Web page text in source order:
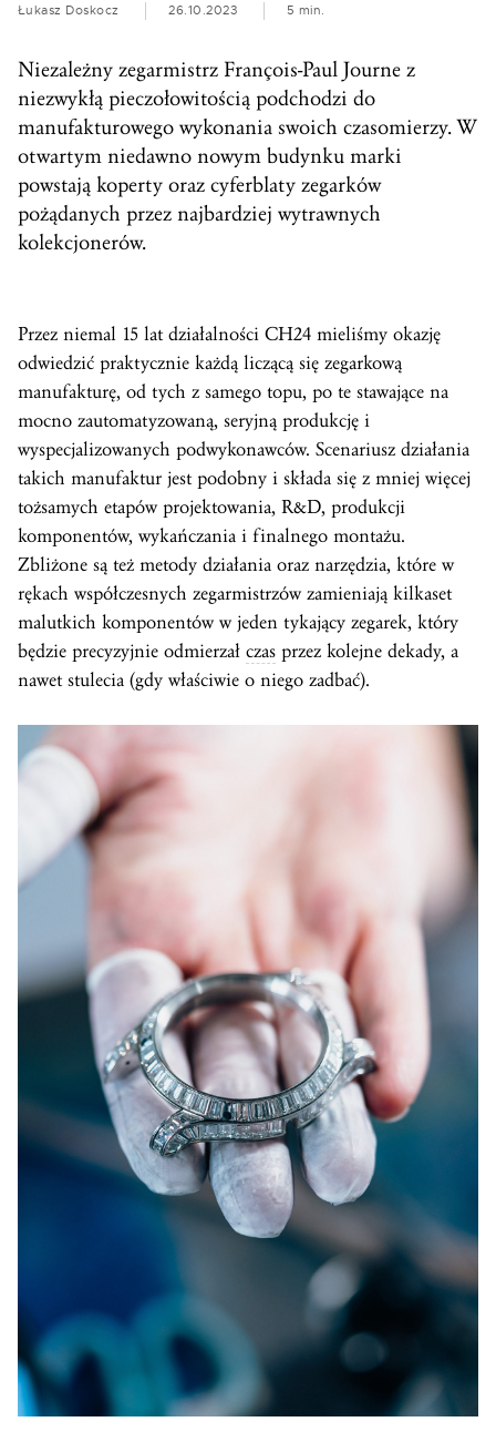
Łukasz Doskocz 26.10.2023 5 min.
Niezależny zegarmistrz François-Paul Journe z
niezwykłą pieczołowitością podchodzi do
manufakturowego wykonania swoich czasomierzy. W
otwartym niedawno nowym budynku marki
powstają koperty oraz cyferblaty zegarków
pożądanych przez najbardziej wytrawnych
kolekcjonerów.
Przez niemal 15 lat działalności CH24 mieliśmy okazję
odwiedzić praktycznie każdą liczącą się zegarkową
manufakturę, od tych z samego topu, po te stawające na
mocno zautomatyzowaną, seryjną produkcję i
wyspecjalizowanych podwykonawców. Scenariusz działania
takich manufaktur jest podobny i składa się z mniej więcej
tożsamych etapów projektowania, R&D, produkcji
komponentów, wykańczania i finalnego montażu.
Zbliżone są też metody działania oraz narzędzia, które w
rękach współczesnych zegarmistrzów zamieniają kilkaset
malutkich komponentów w jeden tykający zegarek, który
będzie precyzyjnie odmierzał czas przez kolejne dekady, a
nawet stulecia (gdy właściwie o niego zadbać).